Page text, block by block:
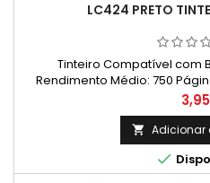
LC424 PRETO
Tinteiro Compatível com
Rendimento Médio: 750
páginas: (Média com base
impressão contínua.
consideravelmente com
impressas e
 Adicionar
